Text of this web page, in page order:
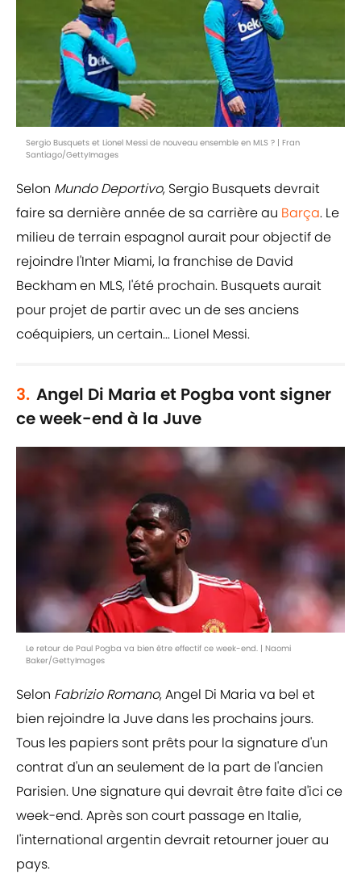
Sergio Busquets et Lionel Messi de nouveau ensemble en MLS ? | Fran
Santiago/GettyImages
Selon Mundo Deportivo, Sergio Busquets devrait
faire sa dernière année de sa carrière au Barça. Le
milieu de terrain espagnol aurait pour objectif de
rejoindre l'Inter Miami, la franchise de David
Beckham en MLS, l'été prochain. Busquets aurait
pour projet de partir avec un de ses anciens
coéquipiers, un certain... Lionel Messi.
3. Angel Di Maria et Pogba vont signer
ce week-end à la Juve
Le retour de Paul Pogba va bien être effectif ce week-end. | Naomi
Baker/GettyImages
Selon Fabrizio Romano, Angel Di Maria va bel et
bien rejoindre la Juve dans les prochains jours.
Tous les papiers sont prêts pour la signature d'un
contrat d'un an seulement de la part de l'ancien
Parisien. Une signature qui devrait être faite d'ici ce
week-end. Après son court passage en Italie,
l'international argentin devrait retourner jouer au
pays.